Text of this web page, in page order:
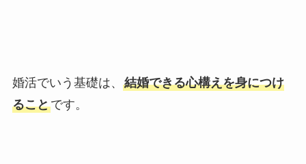
婚活でいう基礎は、 結婚できる心構えを身につけ
ることです。